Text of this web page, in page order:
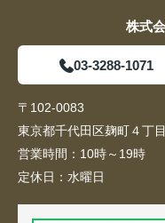
株式
03-3288-1071
〒102-0083
東京都千代田区麹町４丁
営業時間： 10時～19時
定休日： 水曜日